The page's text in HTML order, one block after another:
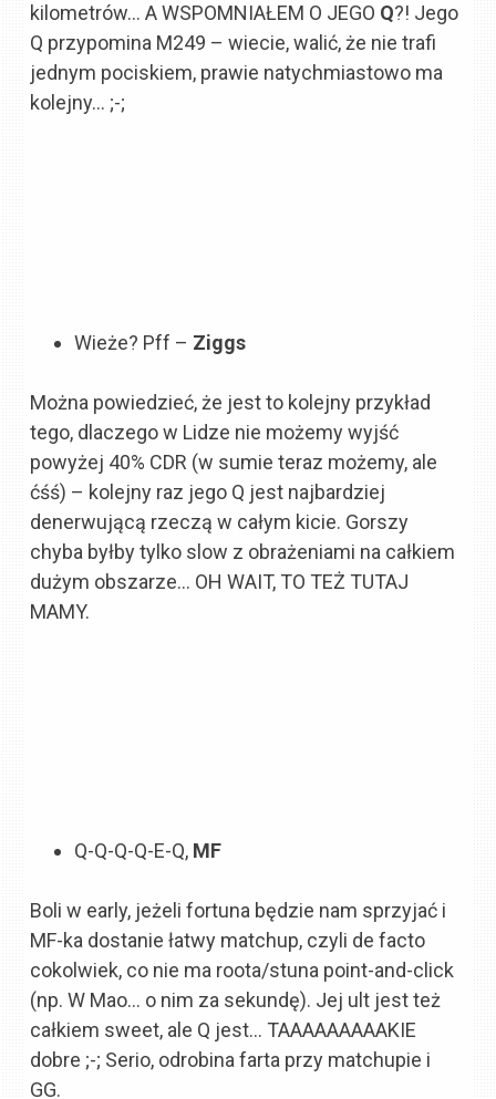
kilometrów… A WSPOMNIAŁEM O JEGO Q?! Jego
Q przypomina M249 – wiecie, walić, że nie trafi
jednym pociskiem, prawie natychmiastowo ma
kolejny… ;-;
Wieże? Pff – Ziggs
Można powiedzieć, że jest to kolejny przykład
tego, dlaczego w Lidze nie możemy wyjść
powyżej 40% CDR (w sumie teraz możemy, ale
ćśś) – kolejny raz jego Q jest najbardziej
denerwującą rzeczą w całym kicie. Gorszy
chyba byłby tylko slow z obrażeniami na całkiem
dużym obszarze… OH WAIT, TO TEŻ TUTAJ
MAMY.
Q-Q-Q-Q-E-Q, MF
Boli w early, jeżeli fortuna będzie nam sprzyjać i
MF-ka dostanie łatwy matchup, czyli de facto
cokolwiek, co nie ma roota/stuna point-and-click
(np. W Mao… o nim za sekundę). Jej ult jest też
całkiem sweet, ale Q jest… TAAAAAAAAAKIE
dobre ;-; Serio, odrobina farta przy matchupie i
GG.